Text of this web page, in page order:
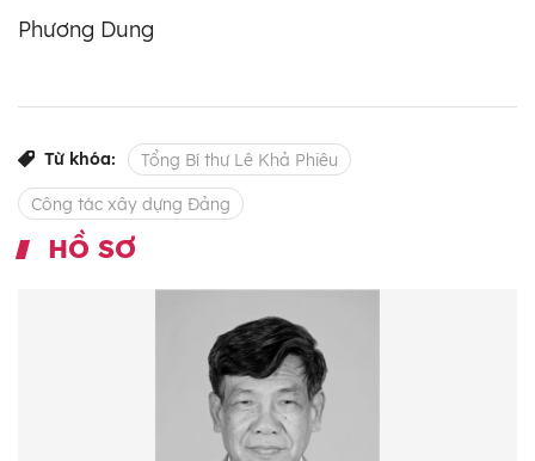
Phương Dung
Từ khóa: Tổng Bí thư Lê Khả Phiêu
Công tác xây dựng Đảng
HỒ SƠ